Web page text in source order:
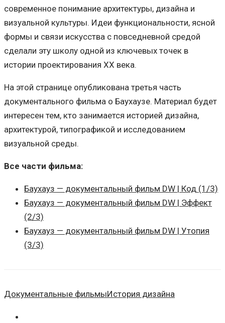
современное понимание архитектуры, дизайна и
визуальной культуры. Идеи функциональности, ясной
формы и связи искусства с повседневной средой
сделали эту школу одной из ключевых точек в
истории проектирования XX века.
На этой странице опубликована третья часть
документального фильма о Баухаузе. Материал будет
интересен тем, кто занимается историей дизайна,
архитектурой, типографикой и исследованием
визуальной среды.
Все части фильма:
Баухауз — документальный фильм DW | Код (1/3)
Баухауз — документальный фильм DW | Эффект
(2/3)
Баухауз — документальный фильм DW | Утопия
(3/3)
Документальные фильмыИстория дизайна